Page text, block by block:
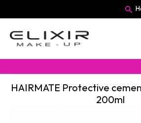
HAIRMATE Protective
200ml